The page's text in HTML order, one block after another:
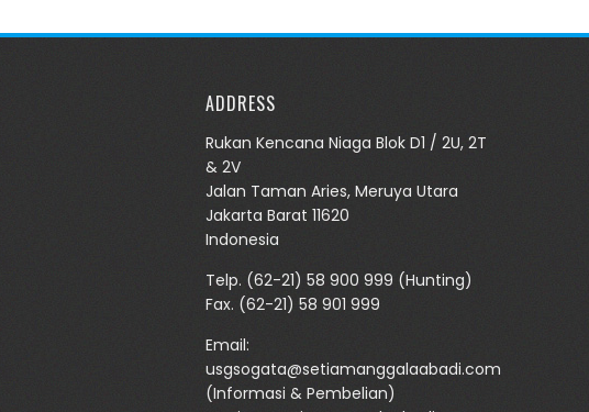
ADDRESS
Rukan Kencana Niaga Blok D1 / 2U, 2T
& 2V
Jalan Taman Aries, Meruya Utara
Jakarta Barat 11620
Indonesia
Telp. (62-21) 58 900 999 (Hunting)
Fax. (62-21) 58 901 999
Email:
usgsogata@setiamanggalaabadi.com
(Informasi & Pembelian)